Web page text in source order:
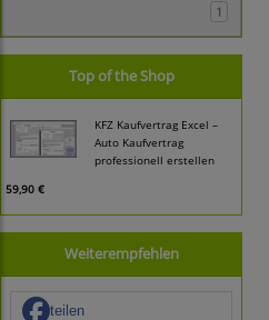
1
Top of the Shop
KFZ Kaufvertrag Excel –
Auto Kaufvertrag
professionell erstellen
59,90 €
Weiterempfehlen
teilen